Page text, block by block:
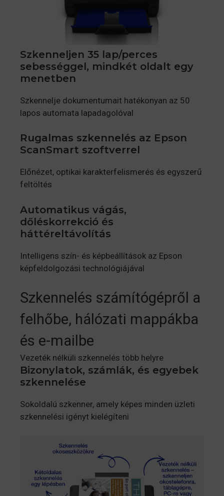
Szkenneljen 35 lap/perces
sebességgel, mindkét oldalt egy
menetben
Szkennelje dokumentumait hatékonyan az 50
lapos automata lapadagolóval
Rugalmas szkennelés az Epson
ScanSmart szoftverrel
Előnézet, optikai karakterfelismerés és egyszerű
feltöltés
Automatikus vágás,
dőléskorrekció és
háttéreltávolítás
Intelligens szín- és képbeállítások az Epson
képfeldolgozási technológiájával
Szkennelés számítógépről a
felhőbe, hálózati mappákba
és e-mailbe
Vezeték nélküli szkennelés több helyre
Bizonylatok, számlák, és egyebek
szkennelése
Sokoldalú szkenner, amely képes minden üzleti
szkennelési igényt kielégíteni